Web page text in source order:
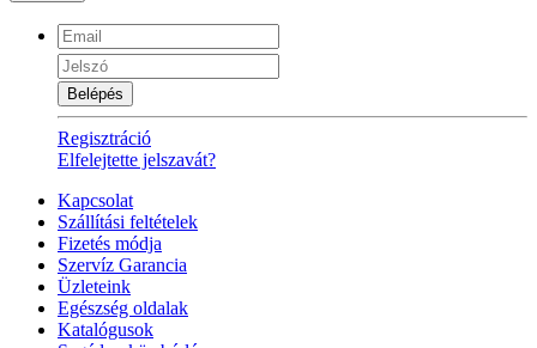
Belépés
Regisztráció
Elfelejtette jelszavát?
Kapcsolat
Szállítási feltételek
Fizetés módja
Szervíz Garancia
Üzleteink
Egészség oldalak
Katalógusok